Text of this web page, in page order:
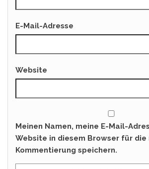
E-Mail-Adresse
Website
Meinen Namen, meine E-Mail-
Website in diesem Browser für die
Kommentierung speichern.